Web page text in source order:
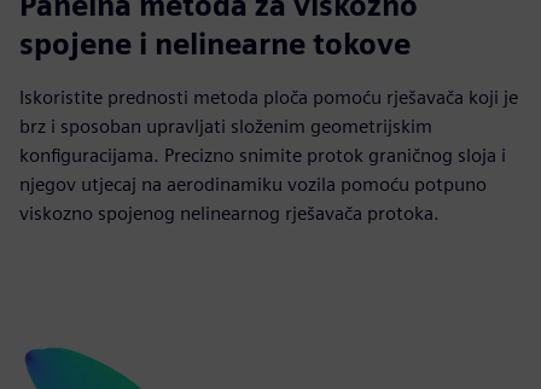
spojene i nelinearne tokove
Iskoristite prednosti metoda ploča pomoću rješavača koji je
brz i sposoban upravljati složenim geometrijskim
konfiguracijama. Precizno snimite protok graničnog sloja i
njegov utjecaj na aerodinamiku vozila pomoću potpuno
viskozno spojenog nelinearnog rješavača protoka.